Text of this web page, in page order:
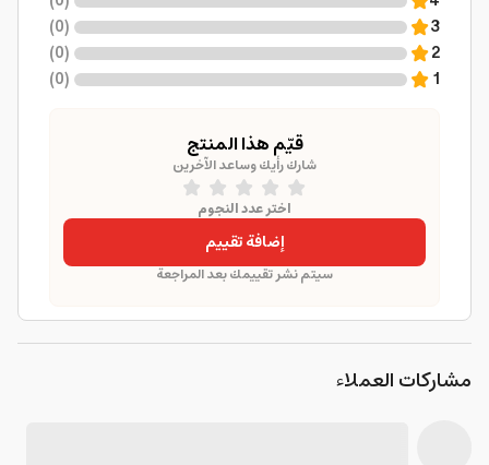
3
(
0
)
2
(
0
)
1
(
0
)
قيّم هذا المنتج
شارك رأيك وساعد الآخرين
اختر عدد النجوم
إضافة تقييم
سيتم نشر تقييمك بعد المراجعة
مشاركات العملاء